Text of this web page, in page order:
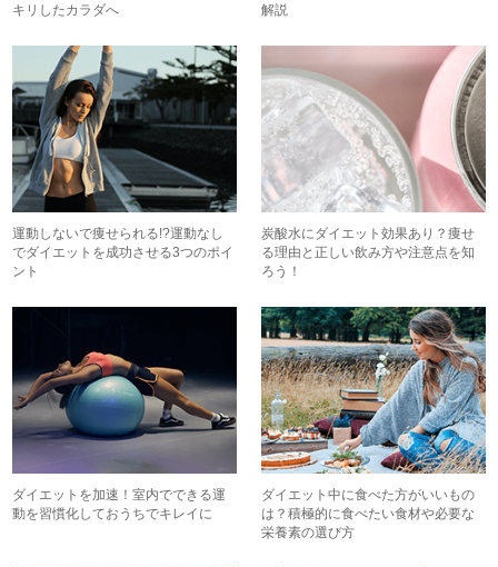
キリしたカラダへ
解説
運動しないで痩せられる!?運動なし
でダイエットを成功させる3つのポイ
ント
炭酸水にダイエット効果あり？痩せ
る理由と正しい飲み方や注意点を知
ろう！
ダイエットを加速！室内でできる運
動を習慣化しておうちでキレイに
ダイエット中に食べた方がいいもの
は？積極的に食べたい食材や必要な
栄養素の選び方